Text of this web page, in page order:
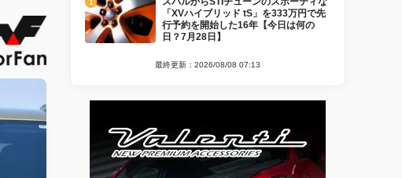
「XVハイブリッド tS」を333万円で先
行予約を開始した16年【今日は何の
日？7月28日】
最終更新：2026/08/08 07:13